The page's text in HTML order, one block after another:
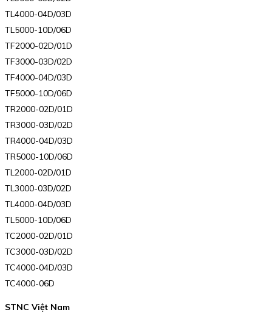
TL4000-04D/03D
TL5000-10D/06D
TF2000-02D/01D
TF3000-03D/02D
TF4000-04D/03D
TF5000-10D/06D
TR2000-02D/01D
TR3000-03D/02D
TR4000-04D/03D
TR5000-10D/06D
TL2000-02D/01D
TL3000-03D/02D
TL4000-04D/03D
TL5000-10D/06D
TC2000-02D/01D
TC3000-03D/02D
TC4000-04D/03D
TC4000-06D
STNC Việt Nam